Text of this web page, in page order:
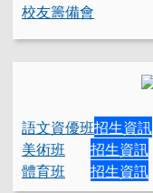
校友籌備會
語文資優班招生資訊
美術班
招生資訊
體育班
招生資訊